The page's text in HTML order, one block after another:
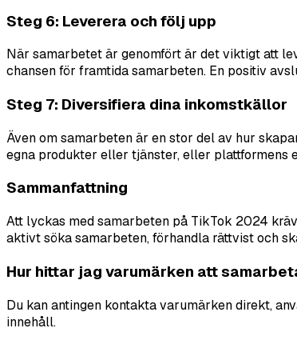
Steg 6: Leverera och följ upp
När samarbetet är genomfört är det viktigt att
chansen för framtida samarbeten. En positiv
Steg 7: Diversifiera dina inkomstkällor
Även om samarbeten är en stor del av hur
egna produkter eller tjänster, eller plattformens
Sammanfattning
Att lyckas med samarbeten på TikTok 2024
aktivt söka samarbeten, förhandla rättvist och
Hur hittar jag varumärken att
Du kan antingen kontakta varumärken direkt,
innehåll.